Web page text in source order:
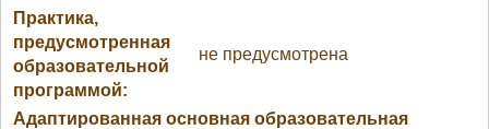
Практика,
предусмотренная
образовательной
программой:
не предусмотрена
Адаптированная основная образовательная